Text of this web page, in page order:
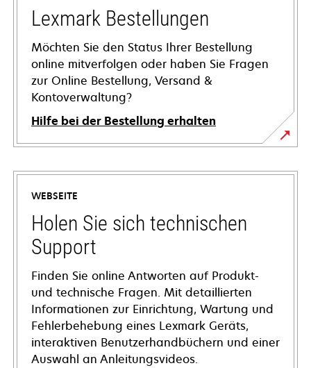
Lexmark Bestellungen
Möchten Sie den Status Ihrer Bestellung
online mitverfolgen oder haben Sie Fragen
zur Online Bestellung, Versand &
Kontoverwaltung?
Hilfe bei der Bestellung erhalten
WEBSEITE
Holen Sie sich technischen
Support
Finden Sie online Antworten auf Produkt-
und technische Fragen. Mit detaillierten
Informationen zur Einrichtung, Wartung und
Fehlerbehebung eines Lexmark Geräts,
interaktiven Benutzerhandbüchern und einer
Auswahl an Anleitungsvideos.